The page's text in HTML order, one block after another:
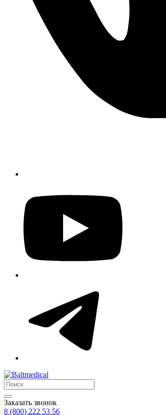
Заказать звонок
8 (800) 222 53 56